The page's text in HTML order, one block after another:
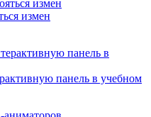
измен
панель в учебном